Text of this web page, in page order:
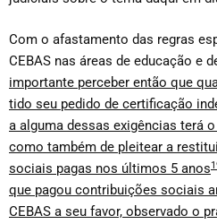
Com o afastamento das regras
CEBAS nas áreas de educação e
importante perceber então que
tido seu pedido de certificação
a alguma dessas exigências terá
como também de pleitear a
sociais pagas nos últimos 5 anos
que pagou contribuições sociais
CEBAS a seu favor, observado o